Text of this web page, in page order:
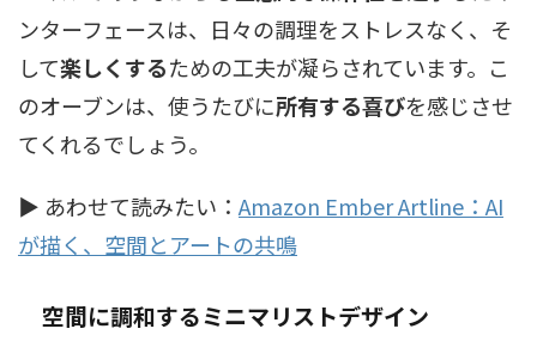
ンターフェースは、日々の調理をストレスなく、そ
して楽しくするための工夫が凝らされています。こ
のオーブンは、使うたびに所有する喜びを感じさせ
てくれるでしょう。
▶ あわせて読みたい：Amazon Ember Artline：AI
が描く、空間とアートの共鳴
空間に調和するミニマリストデザイン